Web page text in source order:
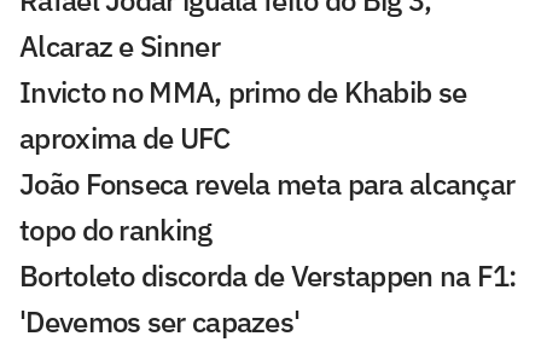
Alcaraz e Sinner
Invicto no MMA, primo de Khabib se
aproxima de UFC
João Fonseca revela meta para alcançar
topo do ranking
Bortoleto discorda de Verstappen na F1:
'Devemos ser capazes'